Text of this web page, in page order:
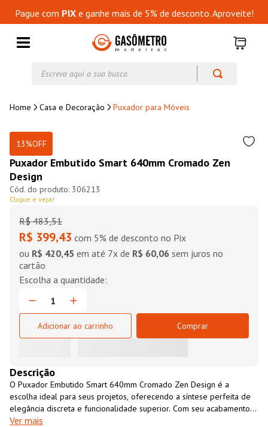
Pague com PIXe ganhe mais de 5% de desconto. Aproveite!
Casa e Decoração Puxador para Móveis
13%OFF
Puxador Embutido Smart 640mm Cromado Zen
Design
306213
Clique e veja!
R$ 483,51
R$ 399,43 com 5% de desconto no Pix
ou R$ 420,45 em até 7x de R$ 60,06 sem juros no
cartão
Adicionar ao carrinho Comprar
Descrição
O Puxador Embutido Smart 640mm Cromado Zen Design é a
escolha ideal para seus projetos, oferecendo a síntese perfeita de
elegância discreta e funcionalidade superior. Com seu acabamento
Cromado, ele incorpora o que há de mais moderno na decoração,
Ver mais